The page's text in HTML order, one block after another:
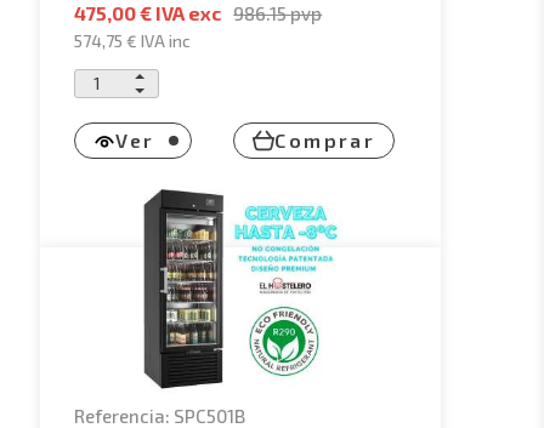
475,00 € IVA exc 986.15pvp
574,75 €IVA inc
Ver Comprar
Referencia: SPC501B